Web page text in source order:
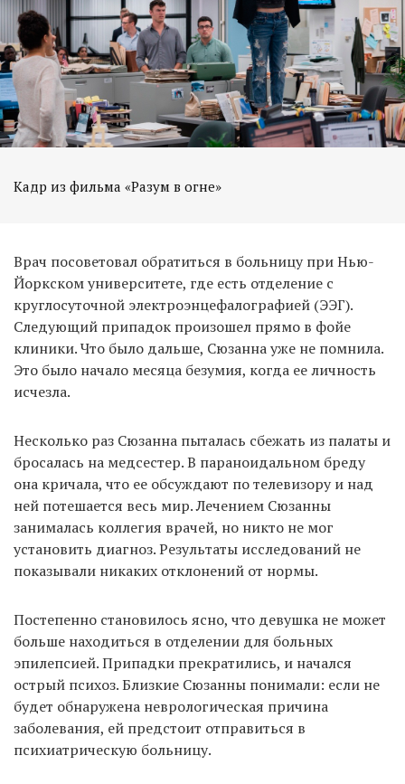
Кадр из фильма «Разум в огне»
Врач посоветовал обратиться в больницу при Нью-
Йоркском университете, где есть отделение с
круглосуточной электроэнцефалографией (ЭЭГ).
Следующий припадок произошел прямо в фойе
клиники. Что было дальше, Сюзанна уже не помнила.
Это было начало месяца безумия, когда ее личность
исчезла.
Несколько раз Сюзанна пыталась сбежать из палаты и
бросалась на медсестер. В параноидальном бреду
она кричала, что ее обсуждают по телевизору и над
ней потешается весь мир. Лечением Сюзанны
занималась коллегия врачей, но никто не мог
установить диагноз. Результаты исследований не
показывали никаких отклонений от нормы.
Постепенно становилось ясно, что девушка не может
больше находиться в отделении для больных
эпилепсией. Припадки прекратились, и начался
острый психоз. Близкие Сюзанны понимали: если не
будет обнаружена неврологическая причина
заболевания, ей предстоит отправиться в
психиатрическую больницу.